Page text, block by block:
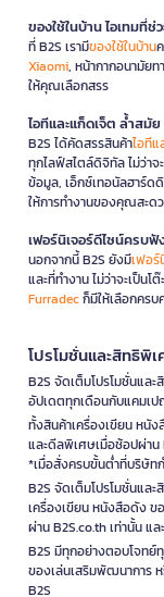
ของใช้ในบ้าน ไอเทมที่
ที่ B2S เรามีของใช้ในบ้าน
Xiaomi, หน้ากากอนามัย
ให้คุณเลือกสรร
ไอทีและแก็ดเจ็ต ล้ำสมั
B2S ได้คัดสรรสินค้าไอทีแ
ทุกไลฟ์สไตล์ดิจิทัล ไม่ว่าจ
ข้อมูล, เอ็กซ์เทอนัลฮาร์ด
ให้การทำงานของคุณสะด
เฟอร์นิเจอร์ดีไซน์ครบ
นอกจากนี้ B2S ยังมีเฟอร์
และที่ทำงาน ไม่ว่าจะเป็น
Furradecก็มีให้เลือกครบ
โปรโมชั่นและสิทธิพิ
B2S จัดเต็มโปรโมชั่นแล
อัปเดตทุกเดือนกับแคมเ
ทั้งสินค้าเครื่องเขียน หนั
และดีลพิเศษเมื่อช้อปผ่าน
*เมื่อสั่งครบขั้นต่ำที่บริษัท
B2S จัดเต็มโปรโมชั่นแล
เครื่องเขียน หนังสือดัง
ผ่าน B2S.co.th เท่านั้น แ
B2S มีทุกอย่างตอบโจทย์
ของเล่นเสริมพัฒนาการ
B2S